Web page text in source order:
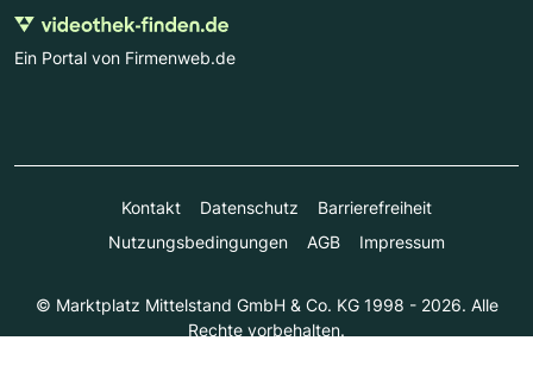
Ein Portal von Firmenweb.de
Kontakt Datenschutz
Barrierefreiheit
Nutzungsbedingungen
AGB Impressum
© Marktplatz Mittelstand GmbH & Co. KG 1998 - 2026. Alle
Rechte vorbehalten.